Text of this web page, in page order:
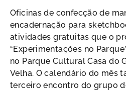
Oficinas de confecção de
encadernação para
atividades gratuitas que o
“Experimentações no
no Parque Cultural Casa do
Velha. O calendário do mês
terceiro encontro do grupo